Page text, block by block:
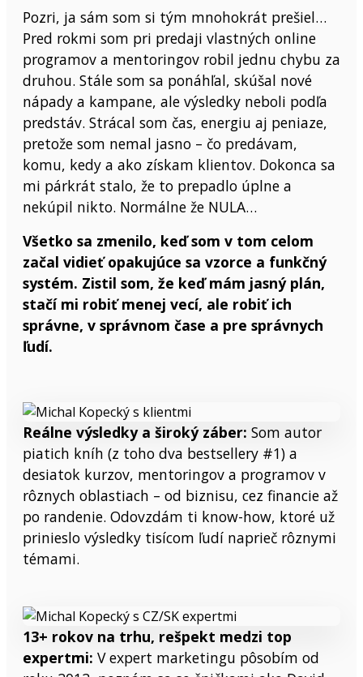
Pozri, ja sám som si tým mnohokrát prešiel…
Pred rokmi som pri predaji vlastných online
programov a mentoringov robil jednu chybu za
druhou. Stále som sa ponáhľal, skúšal nové
nápady a kampane, ale výsledky neboli podľa
predstáv. Strácal som čas, energiu aj peniaze,
pretože som nemal jasno – čo predávam,
komu, kedy a ako získam klientov. Dokonca sa
mi párkrát stalo, že to prepadlo úplne a
nekúpil nikto. Normálne že NULA…
Všetko sa zmenilo, keď som v tom celom
začal vidieť opakujúce sa vzorce a funkčný
systém. Zistil som, že keď mám jasný plán,
stačí mi robiť menej vecí, ale robiť ich
správne, v správnom čase a pre správnych
ľudí.
Reálne výsledky a široký záber: Som autor
piatich kníh (z toho dva bestsellery #1) a
desiatok kurzov, mentoringov a programov v
rôznych oblastiach – od biznisu, cez financie až
po randenie. Odovzdám ti know-how, ktoré už
prinieslo výsledky tisícom ľudí naprieč rôznymi
témami.
13+ rokov na trhu, rešpekt medzi top
expertmi: V expert marketingu pôsobím od